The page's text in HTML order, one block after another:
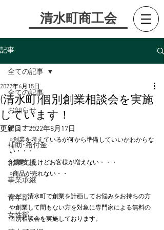
​清水町商工会
記事
全ての記事
お知らせ
セミナー
補助･給付金
創業支援
事業承継
青年部
女性部
全ての記事
(清水町)個別創業相談会を実施
しています！
2022年6月15日
更新日：2022年8月17日
○創業を考えているが何から準備していいかわからな
い・・・
○創業したけどお客様が増えない・・・
○商品が売れない・・
など、清水町で創業を計画してお悩みをお持ちの方
や創業して間もない方を対象に専門家による無料の
個別相談会を実施しております。